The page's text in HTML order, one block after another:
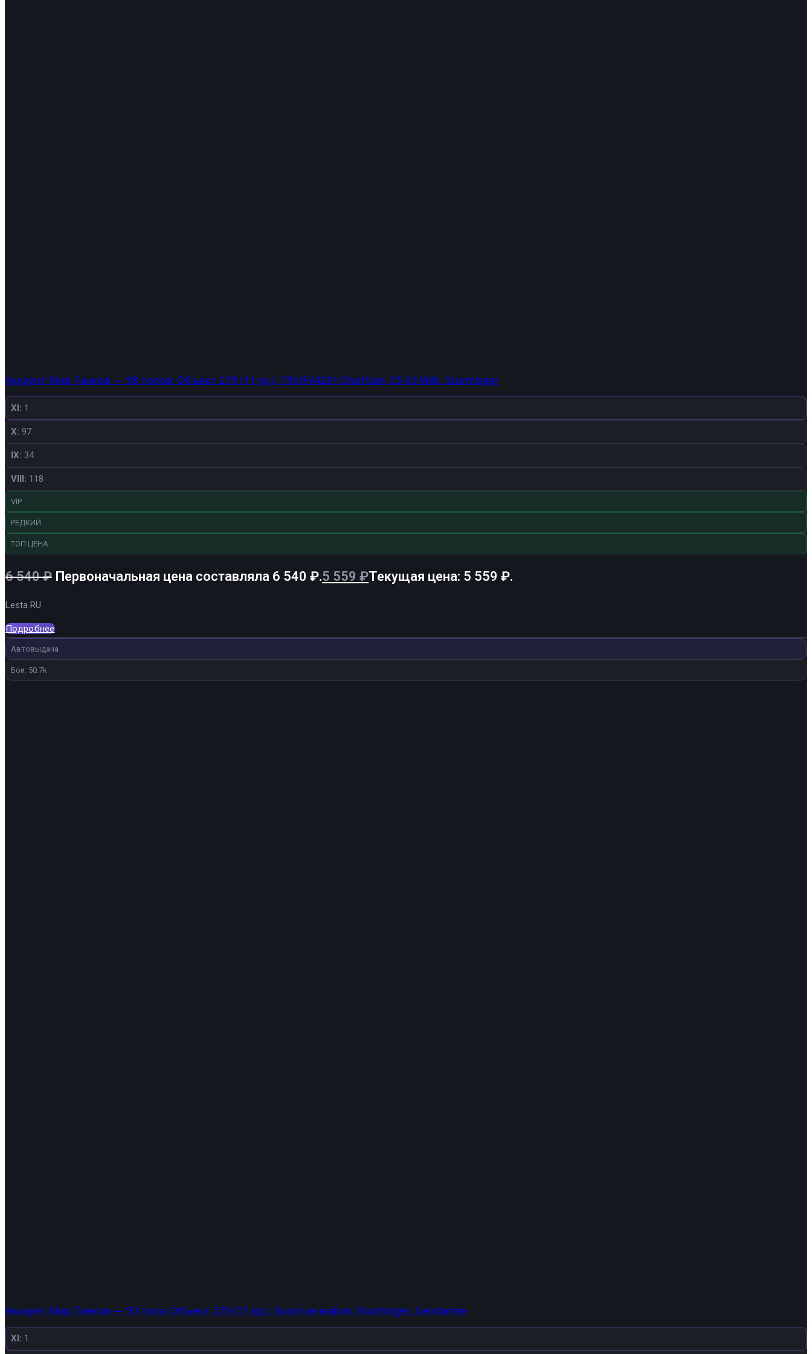
Аккаунт Мир Танков — 98 топов: Объект 279 (11 ур.), T95/FV4201 Chieftain, CS-63 Wilk, Sturmtiger
XI: 1
X: 97
IX: 34
VIII: 118
VIP
РЕДКИЙ
ТОП ЦЕНА
6 540₽ Первоначальная цена составляла 6 540 ₽.5 559 ₽Текущая цена: 5 559 ₽.
Lesta RU
Подробнее
Автовыдача
Бои: 50.7k
Аккаунт Мир Танков — 93 топа: Объект 279 (11 ур.), Золотая вафля, Sturmtiger, Gendarme
XI: 1